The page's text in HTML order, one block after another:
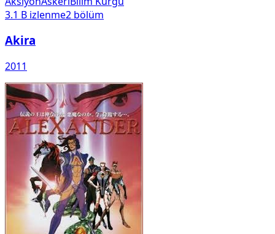
3.1 B izlenme2 bölüm
Akira
2011